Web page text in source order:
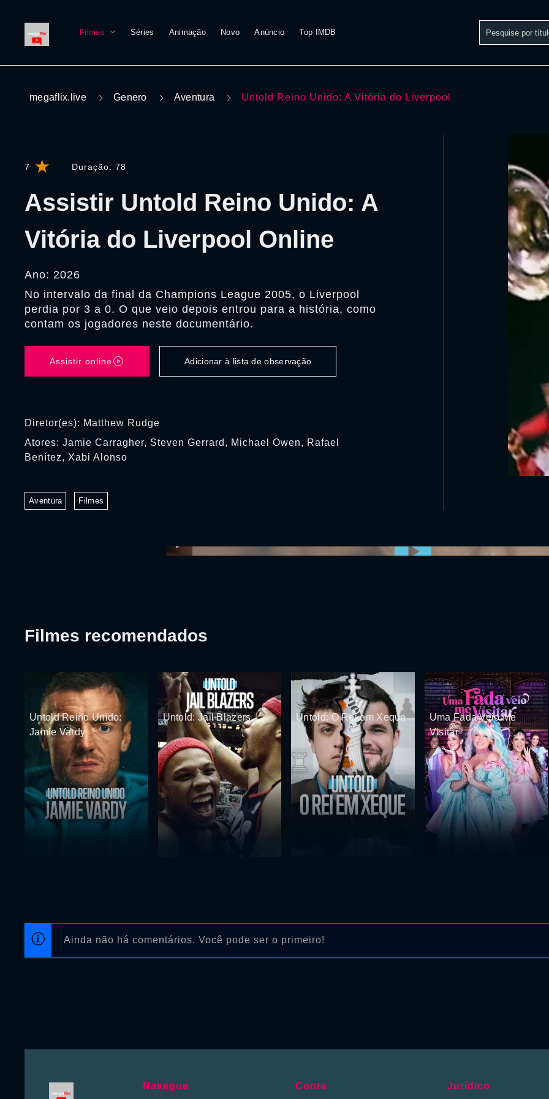
Filmes Séries Animação Novo Anúncio Top IMDB
megaflix.live Genero Aventura Untold Reino Unido: A Vitória do Liverpool
7 Duração: 78
Assistir Untold Reino Unido: A
Vitória do Liverpool Online
Ano: 2026
No intervalo da final da Champions League 2005, o Liverpool
perdia por 3 a 0. O que veio depois entrou para a história, como
contam os jogadores neste documentário.
Assistir online Adicionar à lista de observação
Diretor(es): Matthew Rudge
Atores: Jamie Carragher, Steven Gerrard, Michael Owen, Rafael
Benítez, Xabi Alonso
Aventura Filmes
Ainda não há comentários. Você pode ser o primeiro!
Filmes recomendados
Untold Reino Unido:
Jamie Vardy
Untold: Jail Blazers Untold: O Rei em Xeque
Uma Fada Veio Me
Visitar
Navegue Conta Jurídico